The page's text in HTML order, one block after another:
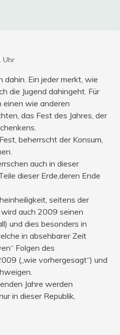
Uhr
dahin. Ein jeder merkt, wie
die Jugend dahingeht. Für
einen wie anderen
das Fest des Jahres, der
beherrscht der Konsum,
auch in dieser
dieser Erde,deren Ende
seitens der
auch 2009 seinen
und dies besonders in
in absehbarer Zeit
Folgen des
(„wie vorhergesagt“) und
Jahre werden
in dieser Republik,